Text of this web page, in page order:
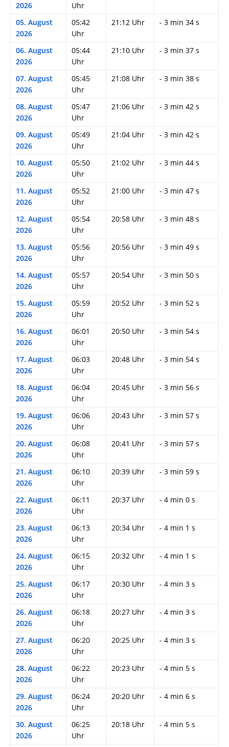
2026
Uhr
05. August
2026
05:42
Uhr
21:12 Uhr - 3 min 34 s
06. August
2026
05:44
Uhr
21:10 Uhr - 3 min 37 s
07. August
2026
05:45
Uhr
21:08 Uhr - 3 min 38 s
08. August
2026
05:47
Uhr
21:06 Uhr - 3 min 42 s
09. August
2026
05:49
Uhr
21:04 Uhr - 3 min 42 s
10. August
2026
05:50
Uhr
21:02 Uhr - 3 min 44 s
11. August
2026
05:52
Uhr
21:00 Uhr - 3 min 47 s
12. August
2026
05:54
Uhr
20:58 Uhr - 3 min 48 s
13. August
2026
05:56
Uhr
20:56 Uhr - 3 min 49 s
14. August
2026
05:57
Uhr
20:54 Uhr - 3 min 50 s
15. August
2026
05:59
Uhr
20:52 Uhr - 3 min 52 s
16. August
2026
06:01
Uhr
20:50 Uhr - 3 min 54 s
17. August
2026
06:03
Uhr
20:48 Uhr - 3 min 54 s
18. August
2026
06:04
Uhr
20:45 Uhr - 3 min 56 s
19. August
2026
06:06
Uhr
20:43 Uhr - 3 min 57 s
20. August
2026
06:08
Uhr
20:41 Uhr - 3 min 57 s
21. August
2026
06:10
Uhr
20:39 Uhr - 3 min 59 s
22. August
2026
06:11
Uhr
20:37 Uhr - 4 min 0 s
23. August
2026
06:13
Uhr
20:34 Uhr - 4 min 1 s
24. August
2026
06:15
Uhr
20:32 Uhr - 4 min 1 s
25. August
2026
06:17
Uhr
20:30 Uhr - 4 min 3 s
26. August
2026
06:18
Uhr
20:27 Uhr - 4 min 3 s
27. August
2026
06:20
Uhr
20:25 Uhr - 4 min 3 s
28. August
2026
06:22
Uhr
20:23 Uhr - 4 min 5 s
29. August
2026
06:24
Uhr
20:20 Uhr - 4 min 6 s
30. August
2026
06:25
Uhr
20:18 Uhr - 4 min 5 s